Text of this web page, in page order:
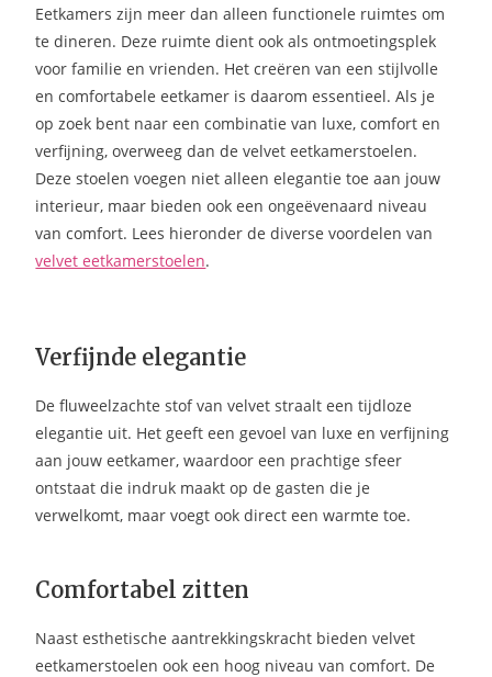
Eetkamers zijn meer dan alleen functionele ruimtes om
te dineren. Deze ruimte dient ook als ontmoetingsplek
voor familie en vrienden. Het creëren van een stijlvolle
en comfortabele eetkamer is daarom essentieel. Als je
op zoek bent naar een combinatie van luxe, comfort en
verfijning, overweeg dan de velvet eetkamerstoelen.
Deze stoelen voegen niet alleen elegantie toe aan jouw
interieur, maar bieden ook een ongeëvenaard niveau
van comfort. Lees hieronder de diverse voordelen van
velvet eetkamerstoelen.
Verfijnde elegantie
De fluweelzachte stof van velvet straalt een tijdloze
elegantie uit. Het geeft een gevoel van luxe en verfijning
aan jouw eetkamer, waardoor een prachtige sfeer
ontstaat die indruk maakt op de gasten die je
verwelkomt, maar voegt ook direct een warmte toe.
Comfortabel zitten
Naast esthetische aantrekkingskracht bieden velvet
eetkamerstoelen ook een hoog niveau van comfort. De